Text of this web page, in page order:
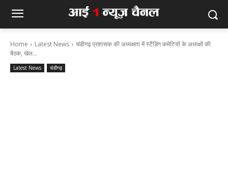
Home Latest News
चंडीगढ़ प्रशासक की अध्यक्षता में स्टैंडिंग कमेटियों के अध्यक्षों की
बैठक, खेल...
Latest News चंडीगढ़